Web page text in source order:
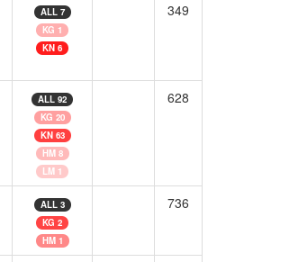
ALL 7
KG 1
KN 6
349
ALL 92
KG 20
KN 63
HM 8
LM 1
628
ALL 3
KG 2
HM 1
736